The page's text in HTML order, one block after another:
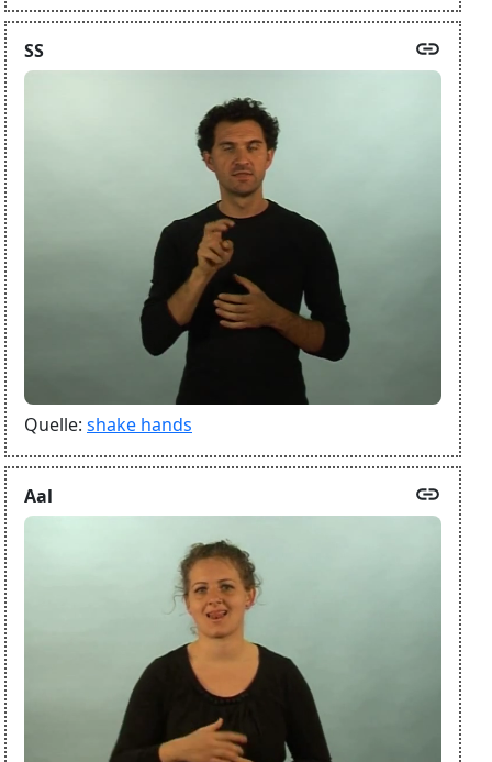
SS link
Quelle: shake hands
Aal link